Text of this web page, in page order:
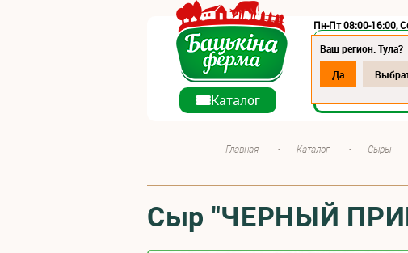
Пн-Пт 08:00-16:00,
Ваш регион: Тула?
Да
Каталог
Главная • Каталог • Сыры
Сыр "ЧЕРНЫЙ